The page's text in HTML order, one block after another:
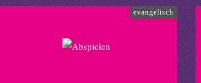
evangelisch